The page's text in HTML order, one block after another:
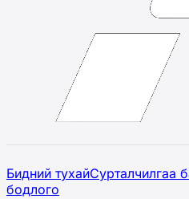
Бидний тухайСурталчилгаа
бодлого